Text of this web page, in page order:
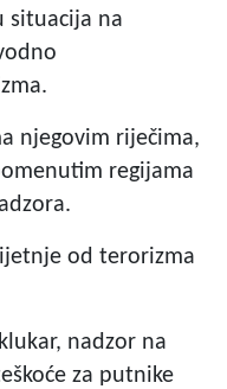
situacija na
njegovim riječima,
regijama
od terorizma
nadzor na
za putnike